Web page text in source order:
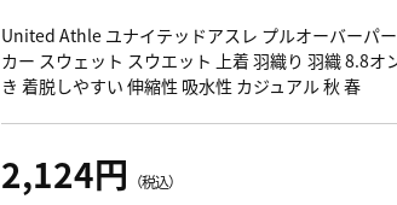
United Athle ユナイテッドアスレ プルオーバーパ
カー スウェット スウエット 上着 羽織り 羽織 8.8オ
き 着脱しやすい 伸縮性 吸水性 カジュアル 秋 春
2,124円 （税込）